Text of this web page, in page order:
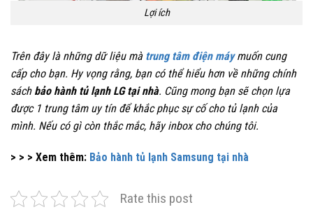
Lợi ích
Trên đây là những dữ liệu mà trung tâm điện máymuốn cung
cấp cho bạn. Hy vọng rằng, bạn có thể hiểu hơn về những chính
sáchbảo hành tủ lạnh LG tại nhà. Cũng mong bạn sẽ chọn lựa
được 1 trung tâm uy tín để khắc phục sự cố cho tủ lạnh của
mình. Nếu có gì còn thắc mắc, hãy inbox cho chúng tôi.
> > > Xem thêm: Bảo hành tủ lạnh Samsung tại nhà
Rate this post